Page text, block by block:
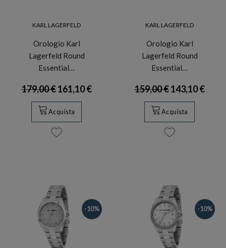
KARL LAGERFELD
Orologio Karl
Lagerfeld Round
Essential…
179,00 €161,10 €
Acquista
KARL LAGERFELD
Orologio Karl
Lagerfeld Round
Essential…
159,00 €143,10 €
Acquista
-10% -10%